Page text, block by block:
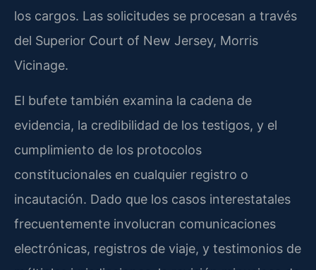
los cargos. Las solicitudes se procesan a través
del Superior Court of New Jersey, Morris
Vicinage.
El bufete también examina la cadena de
evidencia, la credibilidad de los testigos, y el
cumplimiento de los protocolos
constitucionales en cualquier registro o
incautación. Dado que los casos interestatales
frecuentemente involucran comunicaciones
electrónicas, registros de viaje, y testimonios de